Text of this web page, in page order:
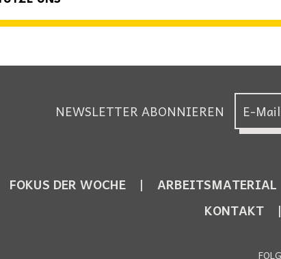
NEWSLETTER ABONNIEREN
FOKUS DER WOCHE ARBEITSMATERIAL
KONTAKT